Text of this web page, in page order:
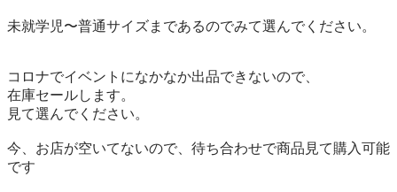
未就学児〜普通サイズまであるのでみて選んでください。
コロナでイベントになかなか出品できないので、
在庫セールします。
見て選んでください。
今、お店が空いてないので、待ち合わせで商品見て購入可能
です